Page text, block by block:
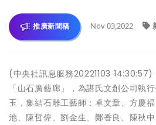
推廣新聞稿 Nov 03,2022
(中央社訊息服務20221103 14:30:57)
「山石廣藝廊」，為諶氏文創公司執
玉，集結石雕工藝師：卓文章、方慶
池、陳哲偉、劉金生、鄭香良、陳秋